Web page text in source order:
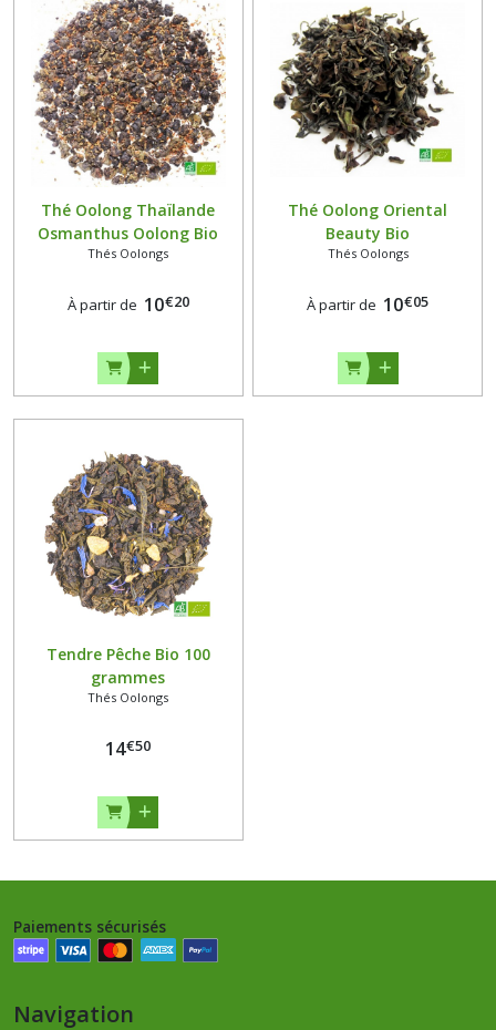
Thé Oolong Thaïlande
Osmanthus Oolong Bio
Thés Oolongs
À partir de 10€20
Thé Oolong Oriental
Beauty Bio
Thés Oolongs
À partir de 10€05
Tendre Pêche Bio 100
grammes
Thés Oolongs
14€50
Paiements sécurisés
Navigation